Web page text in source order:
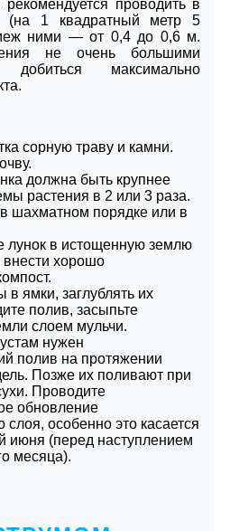
проводить в
(на 1 квадратный метр 5
меж ними — от 0,4 до 0,6 м.
не очень большими
максимально
сорную траву и камни.
должна быть крупнее
растения в 2 или 3 раза.
шахматном порядке или в
лунок в истощенную землю
внести хорошо
в ямки, заглублять их
полив, засыпьте
слоем мульчи.
нужен
полив на протяжении
Позже их поливают при
Проводите
обновление
особенно это касается
июня (перед наступлением
месяца).